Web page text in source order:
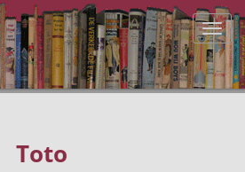
Toto